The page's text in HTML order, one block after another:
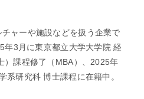
ャーや施設などを扱う企業で
年3月に東京都立大学大学院 経
）課程修了（MBA）、2025年
系研究科 博士課程に在籍中。